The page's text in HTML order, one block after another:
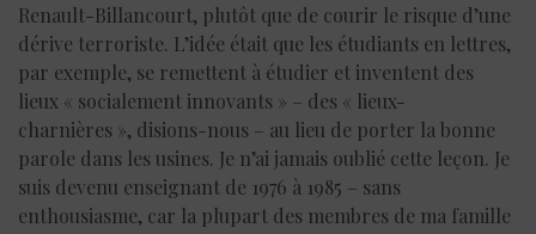
Renault-Billancourt, plutôt que de courir le risque d’une
dérive terroriste. L’idée était que les étudiants en lettres,
par exemple, se remettent à étudier et inventent des
lieux « socialement innovants » – des « lieux-
charnières », disions-nous – au lieu de porter la bonne
parole dans les usines. Je n’ai jamais oublié cette leçon. Je
suis devenu enseignant de 1976 à 1985 – sans
enthousiasme, car la plupart des membres de ma famille